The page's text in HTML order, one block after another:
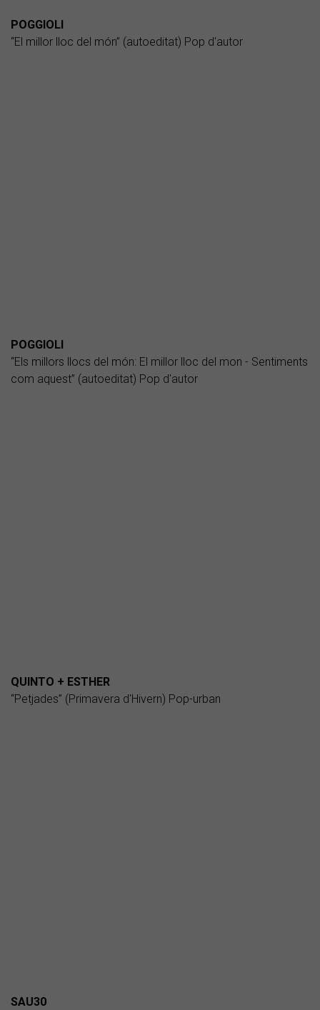
POGGIOLI
“El millor lloc del món” (autoeditat) Pop d'autor
POGGIOLI
“Els millors llocs del món: El millor lloc del mon - Sentiments
com aquest” (autoeditat) Pop d'autor
QUINTO + ESTHER
“Petjades” (Primavera d'Hivern) Pop-urban
SAU30